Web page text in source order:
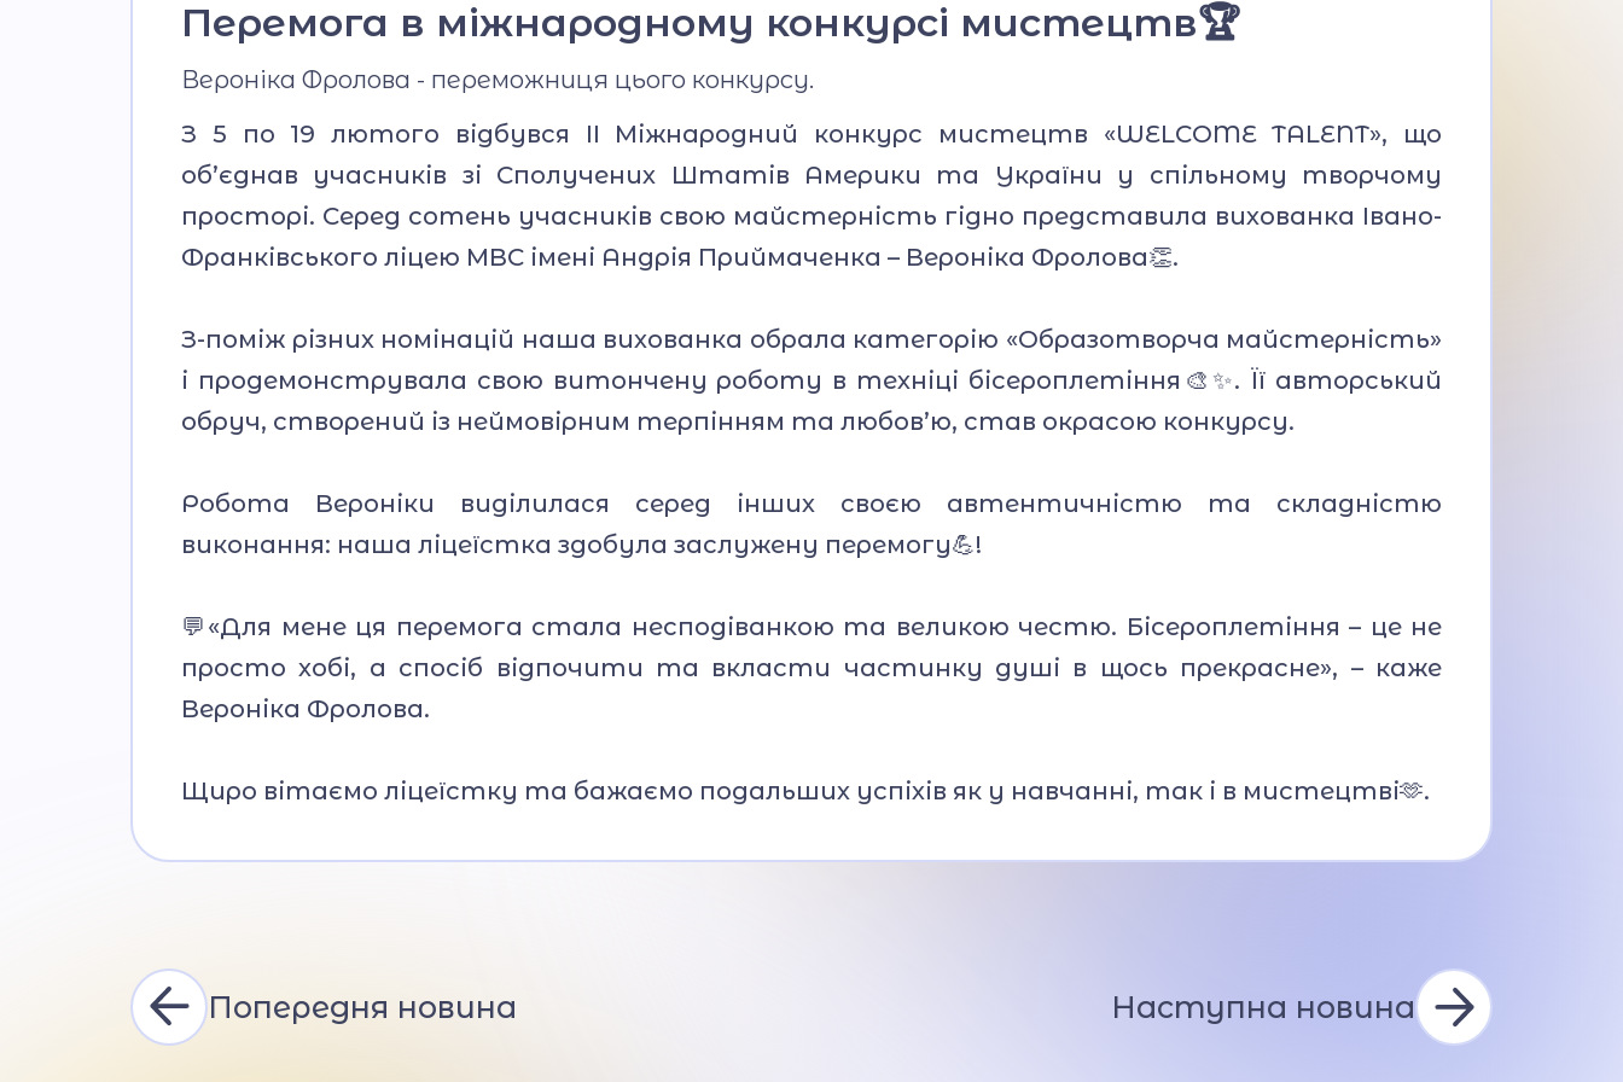
Перемога в міжнародному конкурсі мистецтв🏆
Вероніка Фролова - переможниця цього конкурсу.
З 5 по 19 лютого відбувся ІІ Міжнародний конкурс мистецтв «WELCOME TALENT», що
об’єднав учасників зі Сполучених Штатів Америки та України у спільному творчому
просторі. Серед сотень учасників свою майстерність гідно представила вихованка Івано-
Франківського ліцею МВС імені Андрія Приймаченка – Вероніка Фролова👏.
З-поміж різних номінацій наша вихованка обрала категорію «Образотворча майстерність»
і продемонструвала свою витончену роботу в техніці бісероплетіння🎨✨️. Її авторський
обруч, створений із неймовірним терпінням та любов’ю, став окрасою конкурсу.
Робота Вероніки виділилася серед інших своєю автентичністю та складністю
виконання: наша ліцеїстка здобула заслужену перемогу💪!
💬«Для мене ця перемога стала несподіванкою та великою честю. Бісероплетіння – це не
просто хобі, а спосіб відпочити та вкласти частинку душі в щось прекрасне», – каже
Вероніка Фролова.
Щиро вітаємо ліцеїстку та бажаємо подальших успіхів як у навчанні, так і в мистецтві🫶.
Попередня новина Наступна новина